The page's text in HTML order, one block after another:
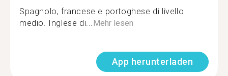
Spagnolo, francese e portoghese di livello
medio. Inglese di...Mehr lesen
App herunterladen